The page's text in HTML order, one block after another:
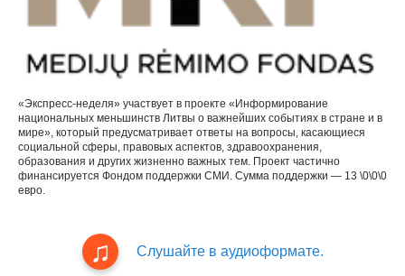
«Экспресс-неделя» участвует в проекте «Информирование
национальных меньшинств Литвы о важнейших событиях в стране и в
мире», который предусматривает ответы на вопросы, касающиеся
социальной сферы, правовых аспектов, здравоохранения,
образования и других жизненно важных тем. Проект частично
финансируется Фондом поддержки СМИ. Сумма поддержки — 13 \0\0\0
евро.
Слушайте в аудиоформате.